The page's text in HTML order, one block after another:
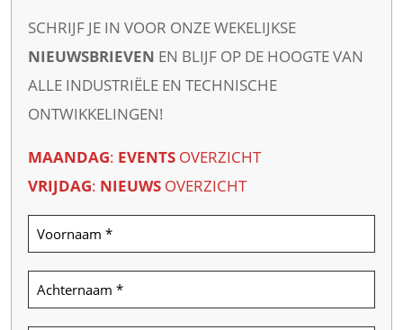
SCHRIJF JE IN VOOR ONZE WEKELIJKSE
NIEUWSBRIEVEN EN BLIJF OP DE HOOGTE VAN
ALLE INDUSTRIËLE EN TECHNISCHE
ONTWIKKELINGEN!
MAANDAG: EVENTS OVERZICHT
VRIJDAG: NIEUWS OVERZICHT